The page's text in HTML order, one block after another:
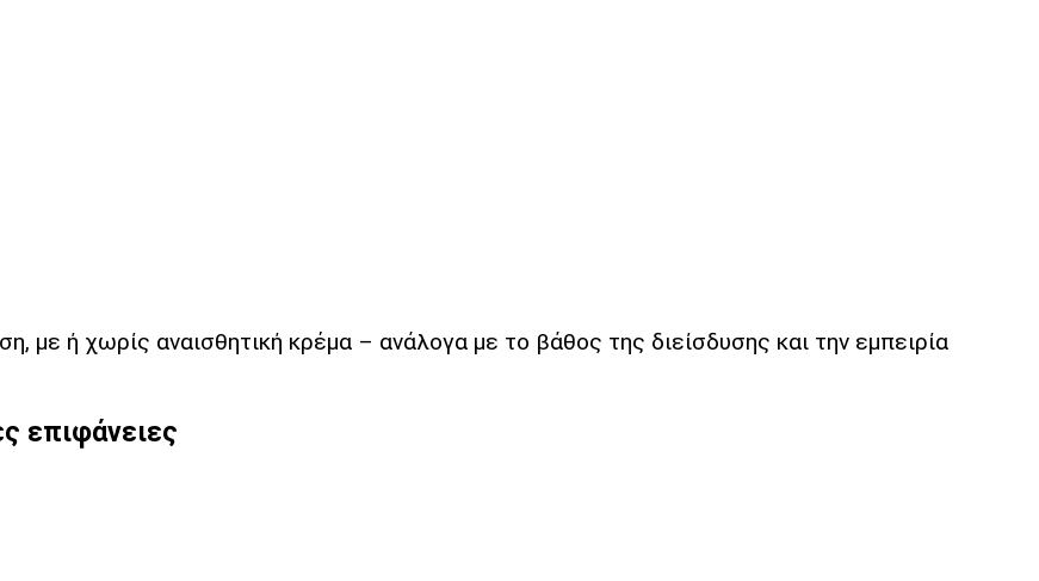
με ή χωρίς αναισθητική κρέμα – ανάλογα με το βάθος της διείσδυσης και την εμπειρία
επιφάνειες